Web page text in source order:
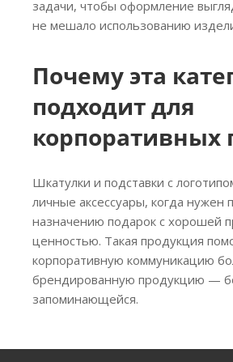
задачи, чтобы оформление
не мешало использованию
Почему эта
подходит для
корпоративных
Шкатулки и подставки с
личные аксессуары, когда нужен
назначению подарок с хорошей
ценностью. Такая продукция
корпоративную коммуникацию
брендированную продукцию —
запоминающейся.